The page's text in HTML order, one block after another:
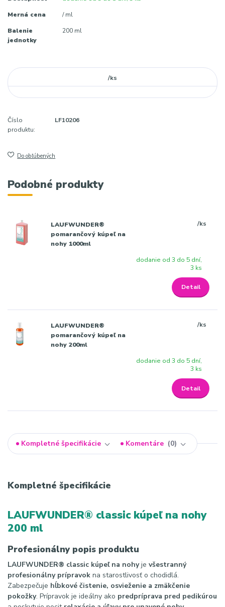
Merná cena / ml
Balenie
jednotky
200 ml
/ks
Číslo
produktu:
LF10206
Do obľúbených
Podobné produkty
LAUFWUNDER®
pomarančový kúpeľ na
nohy 1000ml
/ks
dodanie od 3 do 5 dní,
3 ks
Detail
LAUFWUNDER®
pomarančový kúpeľ na
nohy 200ml
/ks
dodanie od 3 do 5 dní,
3 ks
Detail
Kompletné špecifikácie Komentáre 0
Kompletné špecifikácie
LAUFWUNDER® classic kúpeľ na nohy
200 ml
Profesionálny popis produktu
LAUFWUNDER® classic kúpeľ na nohyje všestranný
profesionálny prípravok na starostlivosť o chodidlá.
Zabezpečuje hĺbkové čistenie, osvieženie a zmäkčenie
pokožky. Prípravok je ideálny ako predpríprava pred pedikúrou